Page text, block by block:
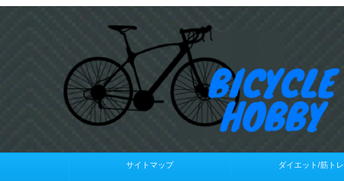
サイトマップ ダイエット/筋トレ